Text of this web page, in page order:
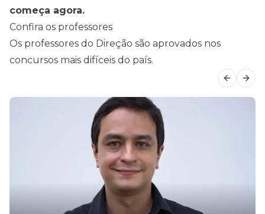
começa agora.
Confira os professores
Os professores do Direção são aprovados nos
concursos mais difíceis do país.